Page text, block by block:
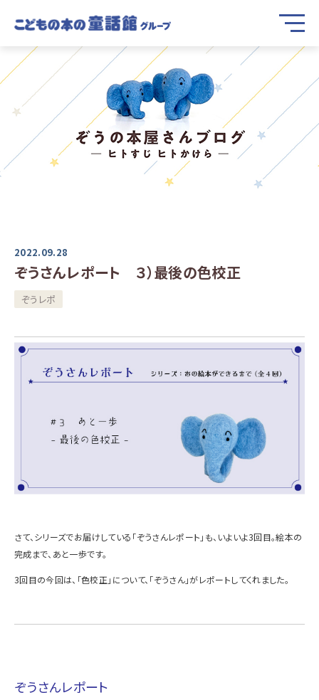
2022.09.28
ぞうさんレポート ３）最後の色校正
ぞうレポ
さて、シリーズでお届けしている「ぞうさんレポート」も、いよいよ3回目。絵本の
完成まで、あと一歩です。
3回目の今回は、「色校正」について、「ぞうさん」がレポートしてくれました。
ぞうさんレポート